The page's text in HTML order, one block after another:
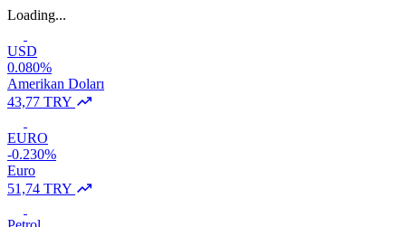
Loading...
USD
0.080%
Amerikan Doları
43,77 TRY
EURO
-0.230%
Euro
51,74 TRY